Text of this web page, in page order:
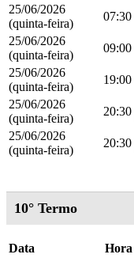
25/06/2026
(quinta-feira)
07:30
25/06/2026
(quinta-feira)
09:00
25/06/2026
(quinta-feira)
19:00
25/06/2026
(quinta-feira)
20:30
25/06/2026
(quinta-feira)
20:30
10° Termo
Data Hora